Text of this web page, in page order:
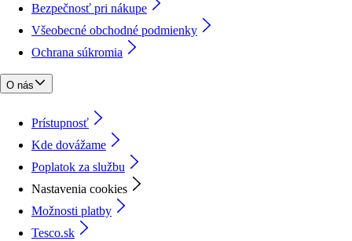
Bezpečnosť pri nákupe
Všeobecné obchodné podmienky
Ochrana súkromia
O nás
Prístupnosť
Kde dovážame
Poplatok za službu
Nastavenia cookies
Možnosti platby
Tesco.sk